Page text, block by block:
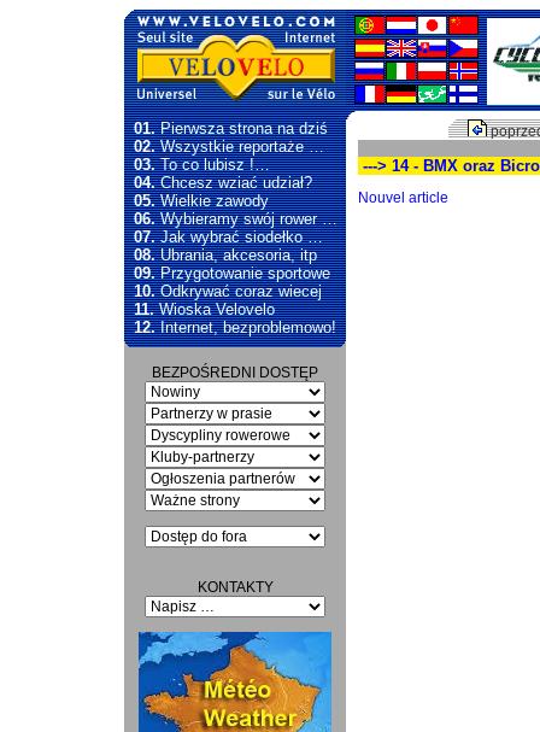
01.Pierwsza strona na dziś
02.Wszystkie reportaże …
03.To co lubisz !…
04.Chcesz wziać udział?
05.Wielkie zawody
06.Wybieramy swój rower …
07.Jak wybrać siodełko …
08.Ubrania, akcesoria, itp
09.Przygotowanie sportowe
10.Odkrywać coraz wiecej
11.Wioska Velovelo
12.Internet, bezproblemowo!
BEZPOŚREDNI DOSTĘP
KONTAKTY
---> 14 - BMX oraz
Nouvel article